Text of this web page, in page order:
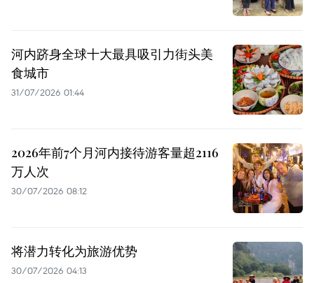
河内跻身全球十大最具吸引力街头美
食城市
31/07/2026 01:44
2026年前7个月河内接待游客量超2116
万人次
30/07/2026 08:12
将潜力转化为旅游优势
30/07/2026 04:13